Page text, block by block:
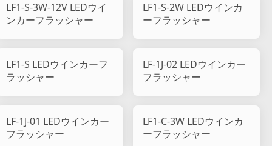
LF1-S-3W-12V LEDウイ
ンカーフラッシャー
LF1-S-2W LEDウインカ
ーフラッシャー
LF1-S LEDウインカーフ
ラッシャー
LF-1J-02 LEDウインカー
フラッシャー
LF-1J-01 LEDウインカー
フラッシャー
LF1-C-3W LEDウインカ
ーフラッシャー